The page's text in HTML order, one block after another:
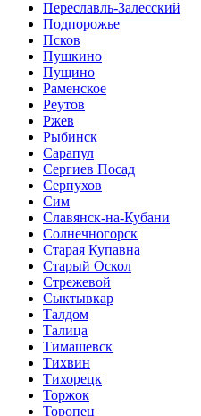
Переславль-Залесский
Подпорожье
Псков
Пушкино
Пущино
Раменское
Реутов
Ржев
Рыбинск
Сарапул
Сергиев Посад
Серпухов
Сим
Славянск-на-Кубани
Солнечногорск
Старая Купавна
Старый Оскол
Стрежевой
Сыктывкар
Талдом
Талица
Тимашевск
Тихвин
Тихорецк
Торжок
Торопец